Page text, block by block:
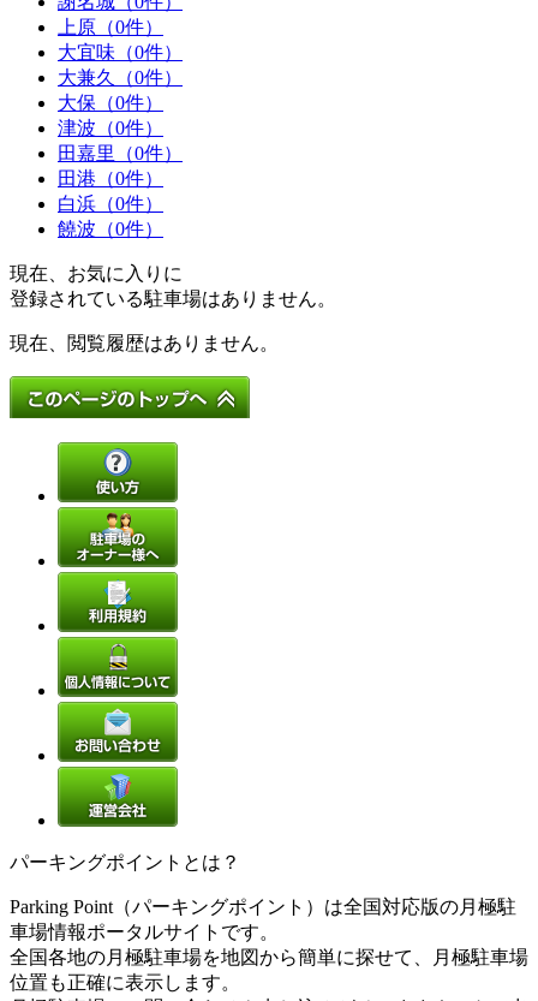
上原（0件）
大宜味（0件）
大兼久（0件）
大保（0件）
津波（0件）
田嘉里（0件）
田港（0件）
白浜（0件）
饒波（0件）
現在、お気に入りに
登録されている駐車場はありません。
現在、閲覧履歴はありません。
パーキングポイントとは？
Parking Point（パーキングポイント）は全国対応版の月極駐
車場情報ポータルサイトです。
全国各地の月極駐車場を地図から簡単に探せて、月極駐車場
位置も正確に表示します。